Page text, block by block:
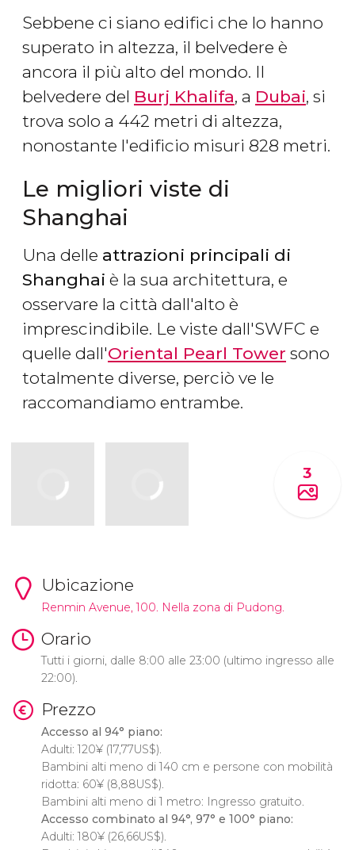
Sebbene ci siano edifici che lo hanno
superato in altezza, il belvedere è
ancora il più alto del mondo. Il
belvedere del Burj Khalifa, a Dubai, si
trova solo a 442 metri di altezza,
nonostante l'edificio misuri 828 metri.
Le migliori viste di
Shanghai
Una delle attrazioni principali di
Shanghai è la sua architettura, e
osservare la città dall'alto è
imprescindibile. Le viste dall'SWFC e
quelle dall'Oriental Pearl Tower sono
totalmente diverse, perciò ve le
raccomandiamo entrambe.
3
Ubicazione
Renmin Avenue, 100. Nella zona di Pudong.
Orario
Tutti i giorni, dalle 8:00 alle 23:00 (ultimo ingresso alle
22:00).
Prezzo
Accesso al 94°​ piano:
Adulti: 120¥(17,77US$).
Bambini alti meno di 140 cm e persone con mobilità
ridotta: 60¥(8,88US$).
Bambini alti meno di 1 metro: Ingresso gratuito.
Accesso combinato al 94°, 97° e 100° piano:
Adulti: 180¥(26,66US$).